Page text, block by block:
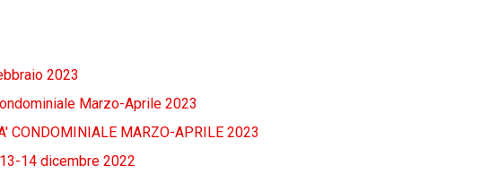
2023
Marzo-Aprile 2023
CONDOMINIALE MARZO-APRILE 2023
14 dicembre 2022